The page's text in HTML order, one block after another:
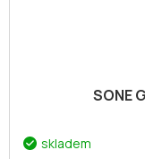
SONE
skladem